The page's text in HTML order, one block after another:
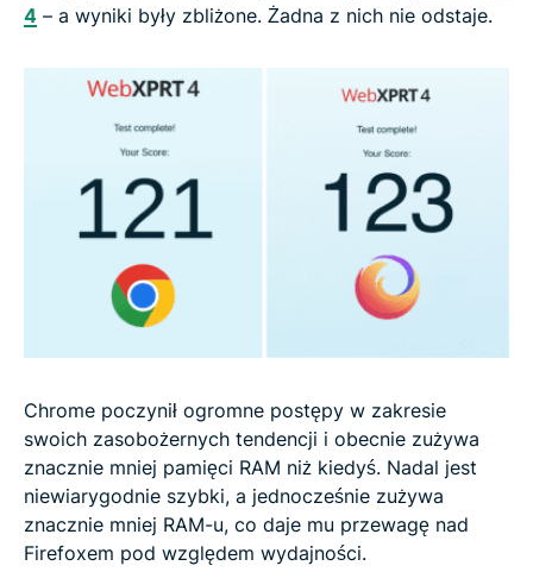
4 – a wyniki były zbliżone. Żadna z nich nie odstaje.
Chrome poczynił ogromne postępy w zakresie
swoich zasobożernych tendencji i obecnie zużywa
znacznie mniej pamięci RAM niż kiedyś. Nadal jest
niewiarygodnie szybki, a jednocześnie zużywa
znacznie mniej RAM-u, co daje mu przewagę nad
Firefoxem pod względem wydajności.